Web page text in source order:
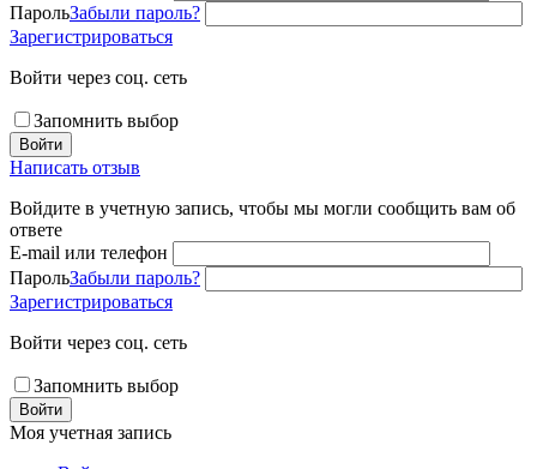
ПарольЗабыли пароль?
Зарегистрироваться
Войти через соц. сеть
Запомнить выбор
Войти
Написать отзыв
Войдите в учетную запись, чтобы мы могли сообщить вам об
ответе
E-mail или телефон
ПарольЗабыли пароль?
Зарегистрироваться
Войти через соц. сеть
Запомнить выбор
Войти
Моя учетная запись